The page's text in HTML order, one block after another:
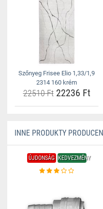
Szőnyeg Frisee Elio 1,33/1,9
2314 160 krém
22510 Ft22236 Ft
INNE PRODUKTY
ÚJDONSÁG KEDVEZMÉNY